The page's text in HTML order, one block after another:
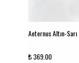
Aeternus Altın-Sarı
₺ 369.00